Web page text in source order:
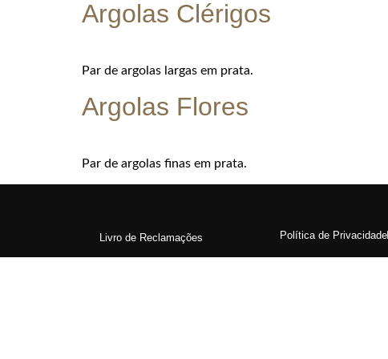
Argolas Clérigos
Par de argolas largas em prata.
Argolas Flores
Par de argolas finas em prata.
Livro de Reclamações Política de Privacidade